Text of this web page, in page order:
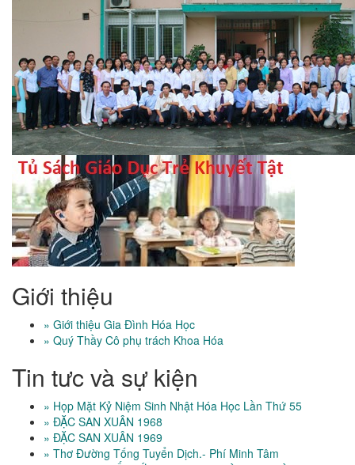
Giới thiệu
» Giới thiệu Gia Đình Hóa Học
» Quý Thầy Cô phụ trách Khoa Hóa
Tin tưc và sự kiện
» Họp Mặt Kỷ Niệm Sinh Nhật Hóa Học Lần Thứ 55
» ĐẶC SAN XUÂN 1968
» ĐẶC SAN XUÂN 1969
» Thơ Đường Tống Tuyển Dịch.- Phí Minh Tâm